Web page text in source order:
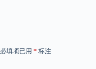
必填项已用 * 标注